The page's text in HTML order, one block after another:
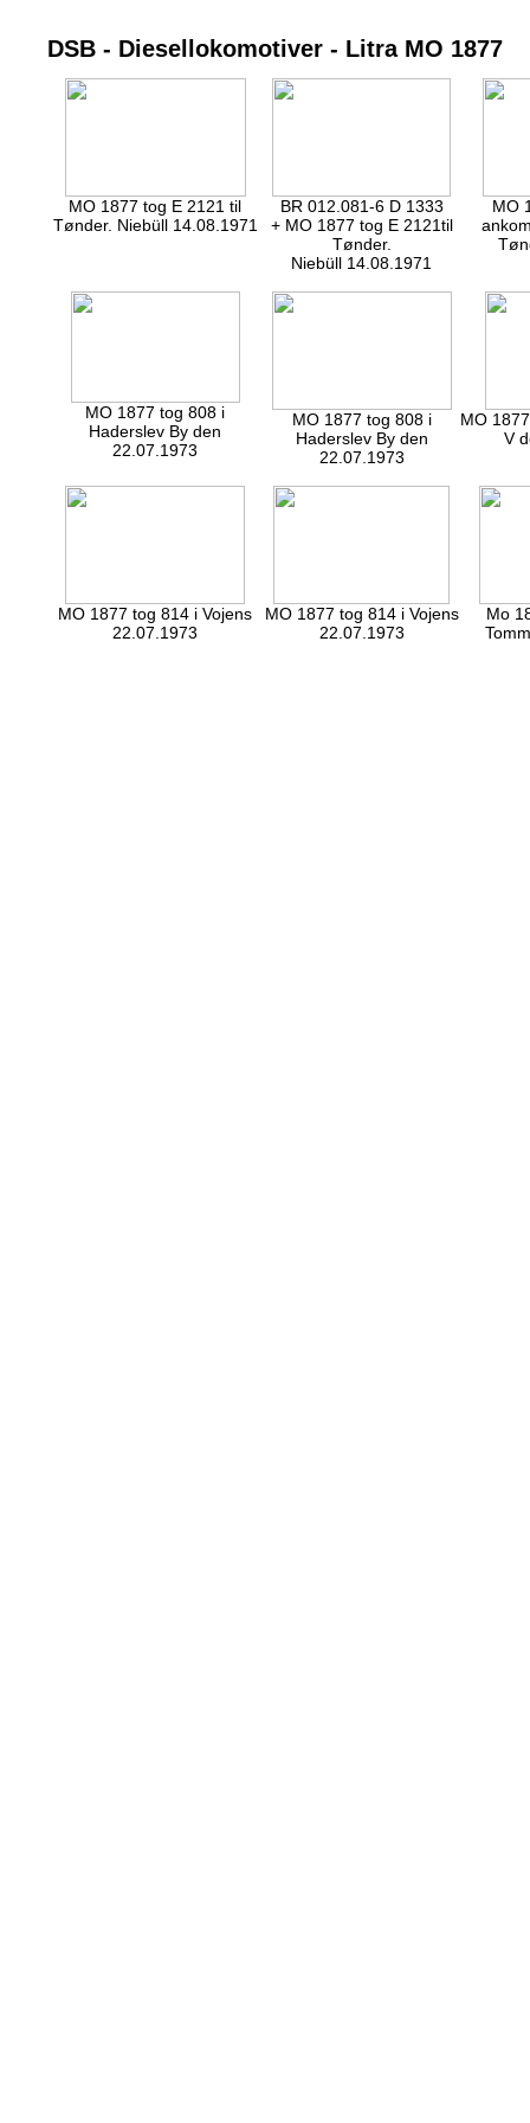
DSB - Diesellokomotiver - Litra MO 1877
MO 1877 tog E 2121 til
Tønder. Niebüll 14.08.1971
BR 012.081-6 D 1333
+ MO 1877 tog E 2121til
Tønder.
Niebüll 14.08.1971
MO
MO 1877 tog 808 i
Haderslev By den
22.07.1973
MO 1877 tog 808 i
Haderslev By den
22.07.1973
MO
V
MO 1877 tog 814 i Vojens
22.07.1973
MO 1877 tog 814 i Vojens
22.07.1973
Mo